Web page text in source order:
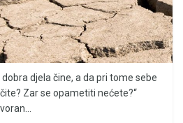
djela čine, a da pri tome sebe
Zar se opametiti nećete?“